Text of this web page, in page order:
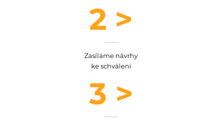
2 >
Zasíláme návrhy
ke schválení
3 >